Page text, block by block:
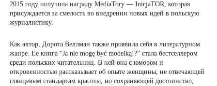
2015 году получила награду MediaTory — InicjaTOR, которая
присуждается за смелость во внедрении новых идей в польскую
журналистику.
Как автор, Дорота Веллман также проявила себя в литературном
жанре. Ее книга “Ja nie mogę być modelką!?” стала бестселлером
среди польских читательниц. В ней она с юмором и
откровенностью рассказывает об опыте женщины, не отвечающей
глянцевым стандартам красоты, но сохраняющей достоинство,